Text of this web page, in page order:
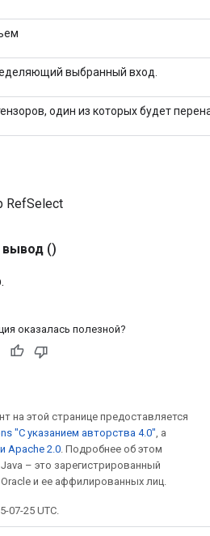
выбранный вход.
один из которых будет
RefSelect
вывод ()
оказалась полезной?
на этой странице предоставляется
"С указанием авторства 4.0" , а
Apache 2.0 . Подробнее об этом
. Java – это зарегистрированный
и ее аффилированных лиц.
07-25 UTC.